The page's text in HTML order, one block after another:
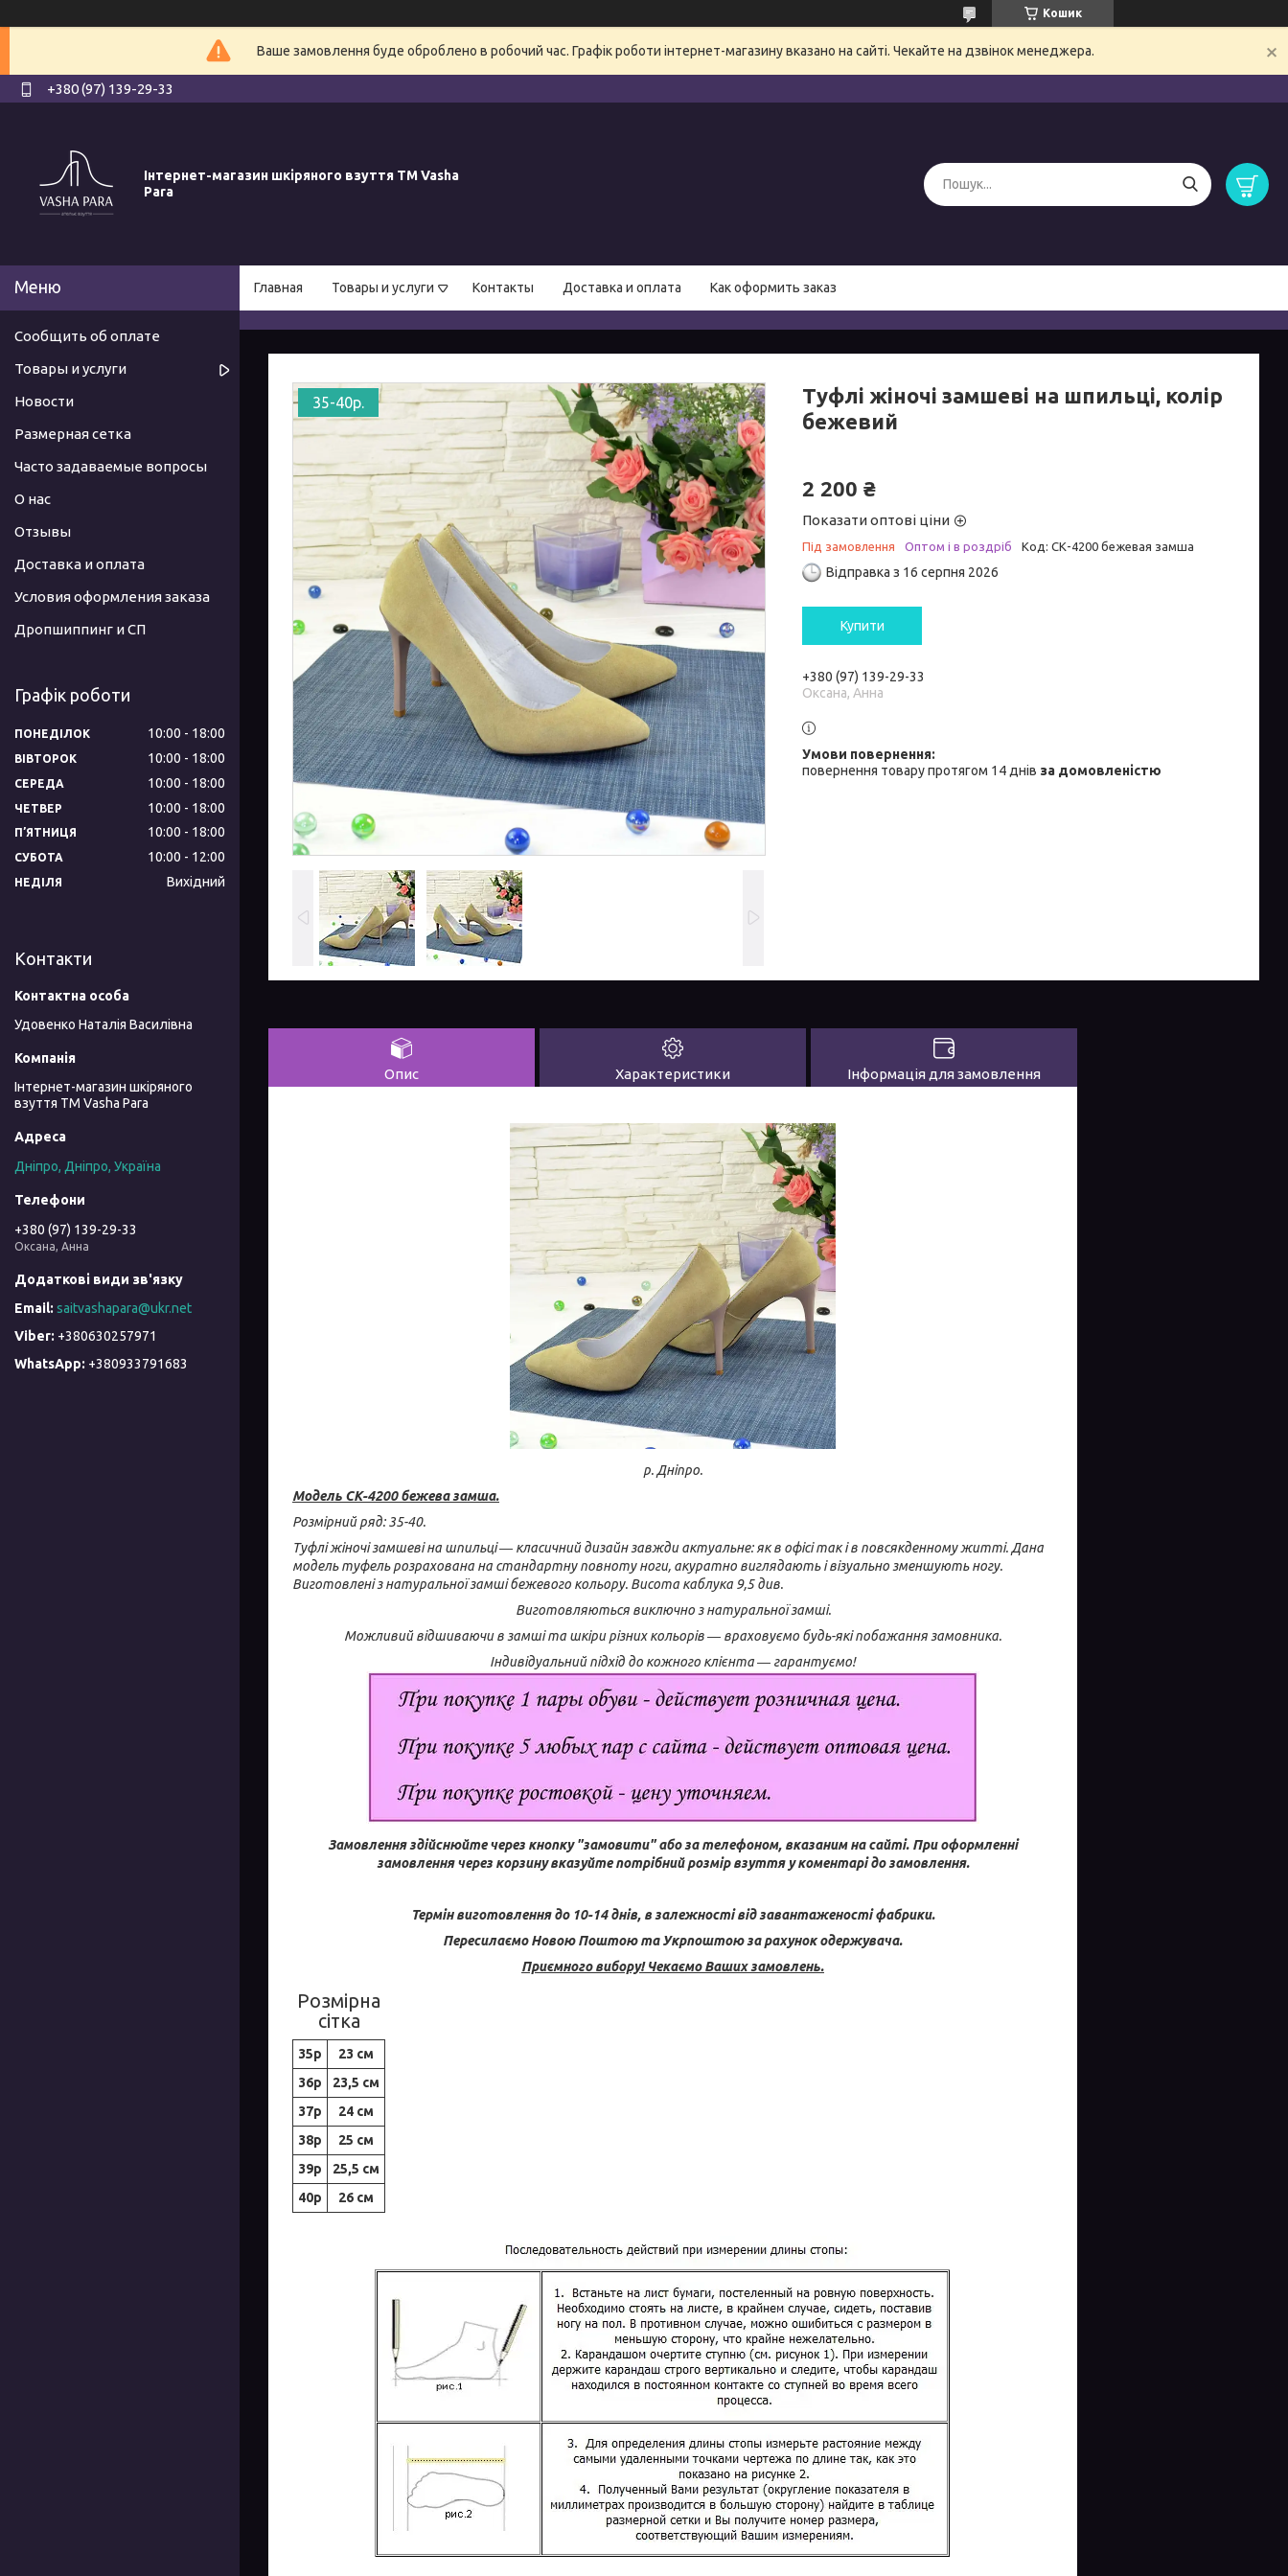
Кошик
Ваше замовлення буде оброблено в робочий час. Графік роботи інтернет-магазину вказано на сайті. Чекайте на дзвінок менеджера.
+380 (97) 139-29-33
Інтернет-магазин шкіряного взуття ТМ Vasha
Para
Главная Товары и услуги Контакты Доставка и оплата Как оформить заказ
35-40р.
Туфлі жіночі замшеві на шпильці, колір
бежевий
2 200 ₴
Показати оптові ціни
Під замовлення Оптом і в роздріб Код: СК-4200 бежевая замша
Відправка з 16 серпня 2026
Купити
+380 (97) 139-29-33
Оксана, Анна
повернення товару протягом 14 днів за домовленістю
Опис Характеристики Інформація для замовлення
р. Дніпро.
Модель СК-4200 бежева замша.
Розмірний ряд: 35-40.
Туфлі жіночі замшеві на шпильці ― класичний дизайн завжди актуальне: як в офісі так і в повсякденному житті. Дана
модель туфель розрахована на стандартну повноту ноги, акуратно виглядають і візуально зменшують ногу.
Виготовлені з натуральної замші бежевого кольору. Висота каблука 9,5 див.
Виготовляються виключно з натуральної замші.
Можливий відшиваючи в замші та шкіри різних кольорів ― враховуємо будь-які побажання замовника.
Індивідуальний підхід до кожного клієнта ― гарантуємо!
Замовлення здійснюйте через кнопку "замовити" або за телефоном, вказаним на сайті. При оформленні
замовлення через корзину вказуйте потрібний розмір взуття у коментарі до замовлення.
Термін виготовлення до 10-14 днів, в залежності від завантаженості фабрики.
Пересилаємо Новою Поштою та Укрпоштою за рахунок одержувача.
Приємного вибору! Чекаємо Ваших замовлень.
Розмірна
сітка
35р
23 см
36р
23,5 см
37р
24 см
38р
25 см
39р
25,5 см
40р
26 см
Сообщить об оплате
Товары и услуги
Новости
Размерная сетка
Часто задаваемые вопросы
О нас
Отзывы
Доставка и оплата
Условия оформления заказа
Дропшиппинг и СП
Графік роботи
ПОНЕДІЛОК 10:00 18:00
ВІВТОРОК 10:00 18:00
СЕРЕДА 10:00 18:00
ЧЕТВЕР 10:00 18:00
ПʼЯТНИЦЯ 10:00 18:00
СУБОТА 10:00 12:00
НЕДІЛЯ Вихідний
Контакти
Удовенко Наталія Василівна
Інтернет-магазин шкіряного
взуття ТМ Vasha Para
Дніпро, Дніпро, Україна
+380 (97) 139-29-33
Оксана, Анна
saitvashapara@ukr.net
+380630257971
+380933791683